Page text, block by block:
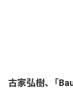
古家弘樹、「